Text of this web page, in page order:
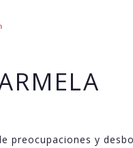
y